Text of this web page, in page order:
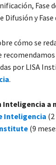
Difusión y
cómo se
recomendamos
por LISA
.
Inteligencia a
Inteligencia
(9